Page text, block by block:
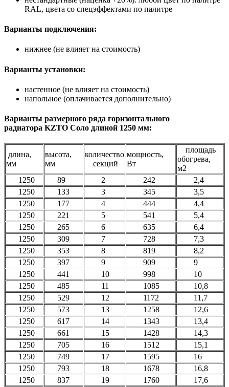
RAL, цвета со спецэффектами по палитре
Варианты подключения:
нижнее (не влияет на стоимость)
Варианты установки:
настенное (не влияет на стоимость)
напольное (оплачивается дополнительно)
Варианты размерного ряда горизонтального
радиатора KZTO Соло длиной 1250 мм:
длина,
мм
высота,
мм
количество
секций
мощность,
Вт
площадь
обогрева,
м2
1250
89 2 242
2,4
1250
133 3 345
3,5
1250
177 4 444
4,4
1250
221 5 541
5,4
1250
265 6 635
6,4
1250
309 7 728
7,3
1250
353 8 819
8,2
1250
397 9 909
9
1250
441 10 998
10
1250
485 11 1085
10,8
1250
529 12 1172
11,7
1250
573 13 1258
12,6
1250
617 14 1343
13,4
1250
661 15 1428
14,3
1250
705 16 1512
15,1
1250
749 17 1595
16
1250
793 18 1678
16,8
1250
837 19 1760
17,6